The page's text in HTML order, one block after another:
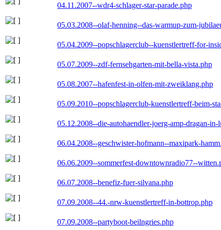
04.11.2007--wdr4-schlager-star-parade.php
05.03.2008--olaf-henning--das-warmup-zum-
05.04.2009--popschlagerclub--kuenstlertreff-for-
05.07.2009--zdf-fernsehgarten-mit-bella-vista.php
05.08.2007--hafenfest-in-olfen-mit-zweiklang.php
05.09.2010--popschlagerclub-kuenstlertreff-beim-
05.12.2008--die-autohaendler-joerg-amp-dragan-in-
06.04.2008--geschwister-hofmann--maxipark-
06.06.2009--sommerfest-downtownradio77--
06.07.2008--benefiz-fuer-silvana.php
07.09.2008--44.-nrw-kuenstlertreff-in-bottrop.php
07.09.2008--partyboot-beilngries.php